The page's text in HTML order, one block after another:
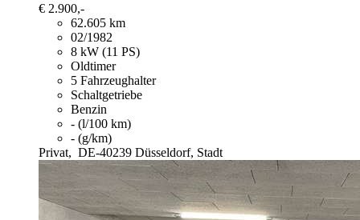
€ 2.900,-
62.605 km
02/1982
8 kW (11 PS)
Oldtimer
5 Fahrzeughalter
Schaltgetriebe
Benzin
- (l/100 km)
- (g/km)
Privat, DE-40239 Düsseldorf, Stadt